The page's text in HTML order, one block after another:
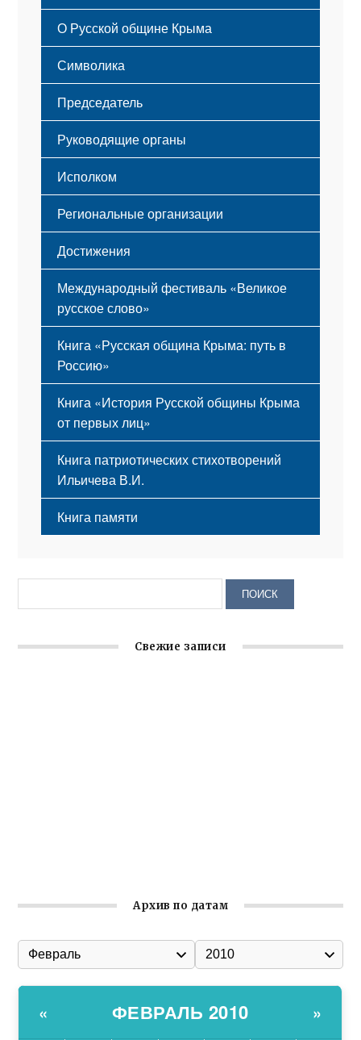
Русский Крым
О Русской общине Крыма
Этапы становления
Принципы деятельности
Структура
Мероприятия
Символика
Флаг
Герб
Гимн
Председатель
Руководящие органы
Исполком
Региональные организации
Достижения
Международный фестиваль «Великое
русское слово»
Книга «Русская община Крыма: путь в
Россию»
Книга «История Русской общины Крыма
от первых лиц»
Книга патриотических стихотворений
Ильичева В.И.
Книга памяти
Свежие записи
Архив по датам
« ФЕВРАЛЬ 2010 »